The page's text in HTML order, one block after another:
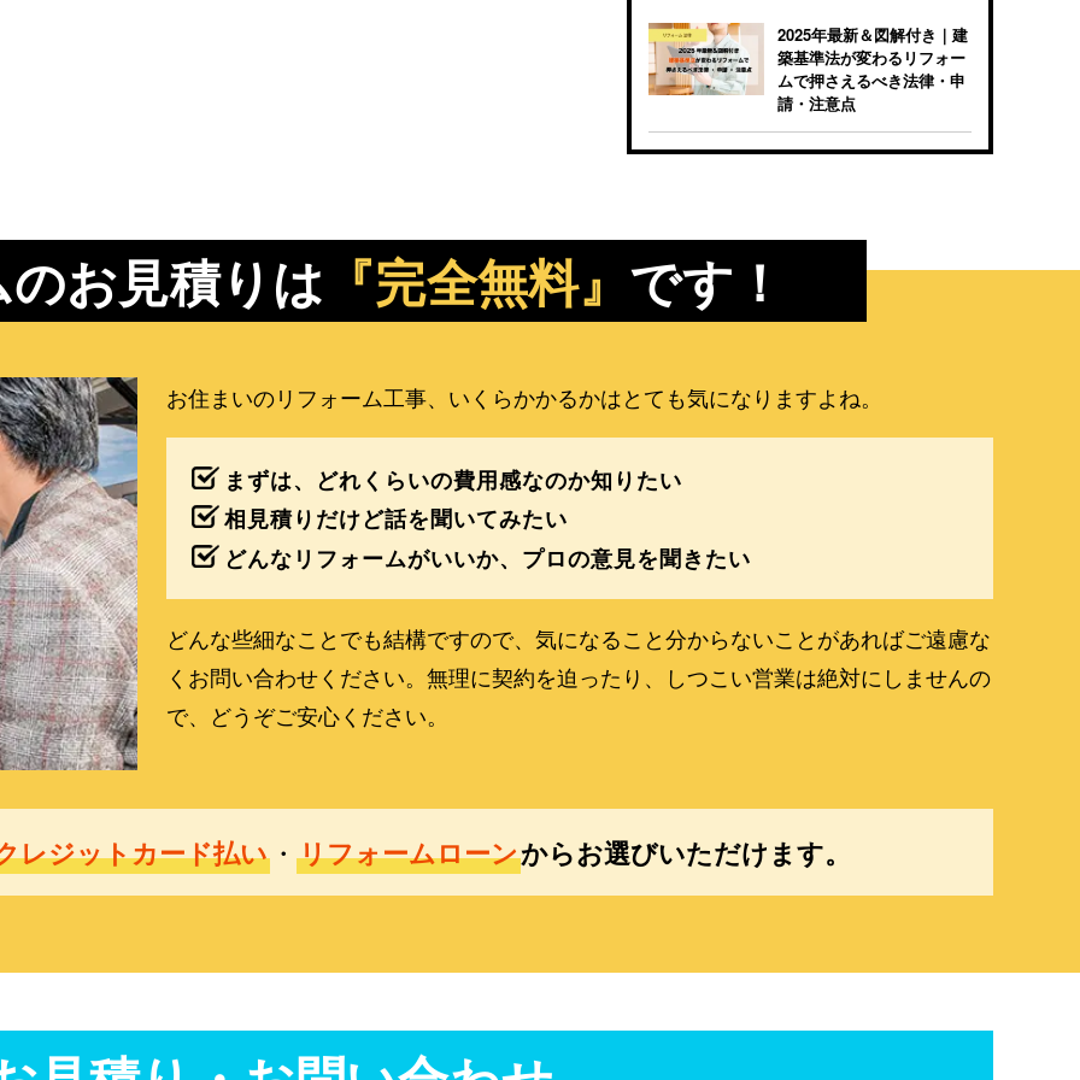
2025年最新＆図解付き｜建
築基準法が変わるリフォー
ムで押さえるべき法律・申
請・注意点
お見積りは 『完全無料』 です！
お住まいのリフォーム工事、いくらかかるかはとても気になりますよね。
まずは、どれくらいの費用感なのか知りたい
相見積りだけど話を聞いてみたい
どんなリフォームがいいか、プロの意見を聞きたい
どんな些細なことでも結構ですので、気になること分からないことがあればご遠慮な
くお問い合わせください。無理に契約を迫ったり、しつこい営業は絶対にしませんの
で、どうぞご安心ください。
レジットカード払い・ リフォームローンからお選びいただけます。